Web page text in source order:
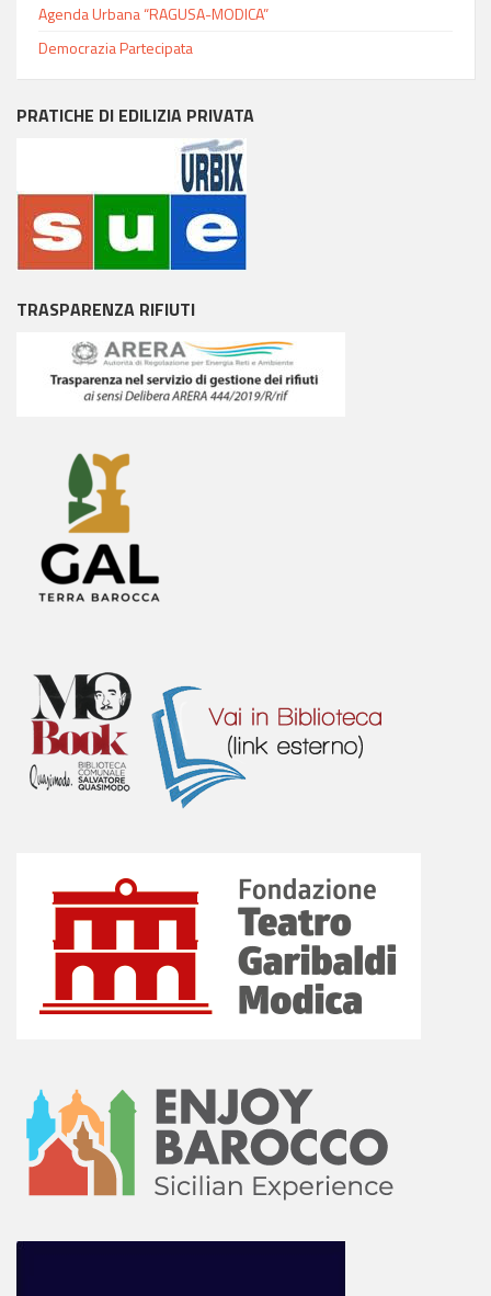
Agenda Urbana “RAGUSA-MODICA”
Democrazia Partecipata
PRATICHE DI EDILIZIA PRIVATA
TRASPARENZA RIFIUTI